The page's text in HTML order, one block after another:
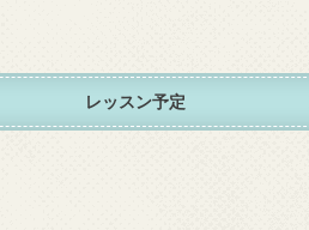
レッスン予定